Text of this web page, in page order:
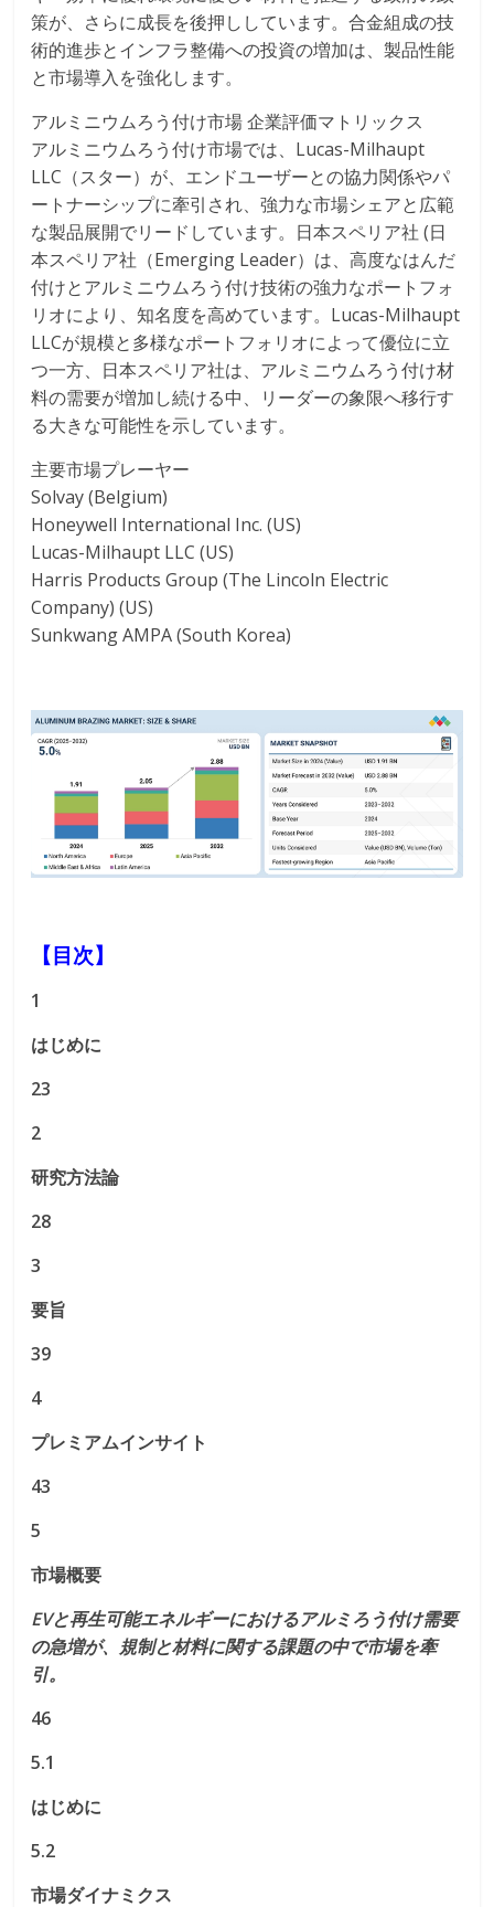
策が、さらに成長を後押ししています。合金組成の技
術的進歩とインフラ整備への投資の増加は、製品性能
と市場導入を強化します。
アルミニウムろう付け市場 企業評価マトリックス
アルミニウムろう付け市場では、Lucas-Milhaupt
LLC（スター）が、エンドユーザーとの協力関係やパ
ートナーシップに牽引され、強力な市場シェアと広範
な製品展開でリードしています。日本スペリア社 (日
本スペリア社（Emerging Leader）は、高度なはんだ
付けとアルミニウムろう付け技術の強力なポートフォ
リオにより、知名度を高めています。Lucas-Milhaupt
LLCが規模と多様なポートフォリオによって優位に立
つ一方、日本スペリア社は、アルミニウムろう付け材
料の需要が増加し続ける中、リーダーの象限へ移行す
る大きな可能性を示しています。
主要市場プレーヤー
Solvay (Belgium)
Honeywell International Inc. (US)
Lucas-Milhaupt LLC (US)
Harris Products Group (The Lincoln Electric
Company) (US)
Sunkwang AMPA (South Korea)
【目次】
1
はじめに
23
2
研究方法論
28
3
要旨
39
4
プレミアムインサイト
43
5
市場概要
EVと再生可能エネルギーにおけるアルミろう付け需要
の急増が、規制と材料に関する課題の中で市場を牽
引。
46
5.1
はじめに
5.2
市場ダイナミクス